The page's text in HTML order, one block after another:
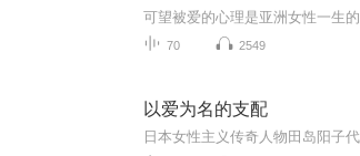
70 2549
以爱为名的支配